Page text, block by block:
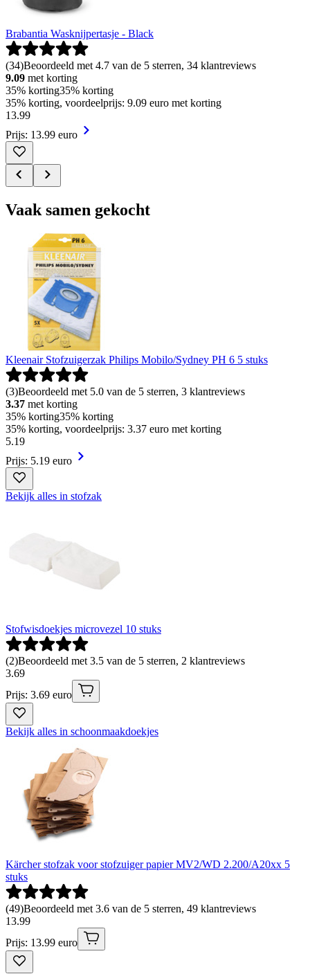
Brabantia Wasknijpertasje - Black
(34)Beoordeeld met 4.7 van de 5 sterren, 34 klantreviews
9.09 met korting
35% korting35% korting
35% korting, voordeelprijs: 9.09 euro met korting
13.99
Prijs: 13.99 euro
Vaak samen gekocht
Kleenair Stofzuigerzak Philips Mobilo/Sydney PH 6 5 stuks
(3)Beoordeeld met 5.0 van de 5 sterren, 3 klantreviews
3.37 met korting
35% korting35% korting
35% korting, voordeelprijs: 3.37 euro met korting
5.19
Prijs: 5.19 euro
Bekijk alles in stofzak
Stofwisdoekjes microvezel 10 stuks
(2)Beoordeeld met 3.5 van de 5 sterren, 2 klantreviews
3.69
Prijs: 3.69 euro
Bekijk alles in schoonmaakdoekjes
Kärcher stofzak voor stofzuiger papier MV2/WD 2.200/A20xx 5
stuks
(49)Beoordeeld met 3.6 van de 5 sterren, 49 klantreviews
13.99
Prijs: 13.99 euro